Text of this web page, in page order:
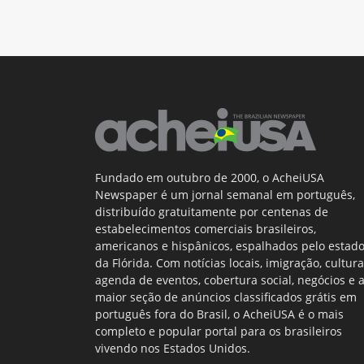
Fundado em outubro de 2000, o AcheiUSA
Newspaper é um jornal semanal em português,
distribuído gratuitamente por centenas de
estabelecimentos comerciais brasileiros,
americanos e hispânicos, espalhados pelo estado
da Flórida. Com notícias locais, imigração,
agenda de eventos, cobertura social, negócios e a
maior seção de anúncios classificados grátis em
português fora do Brasil, o AcheiUSA é o mais
completo e popular portal para os brasileiros
vivendo nos Estados Unidos.